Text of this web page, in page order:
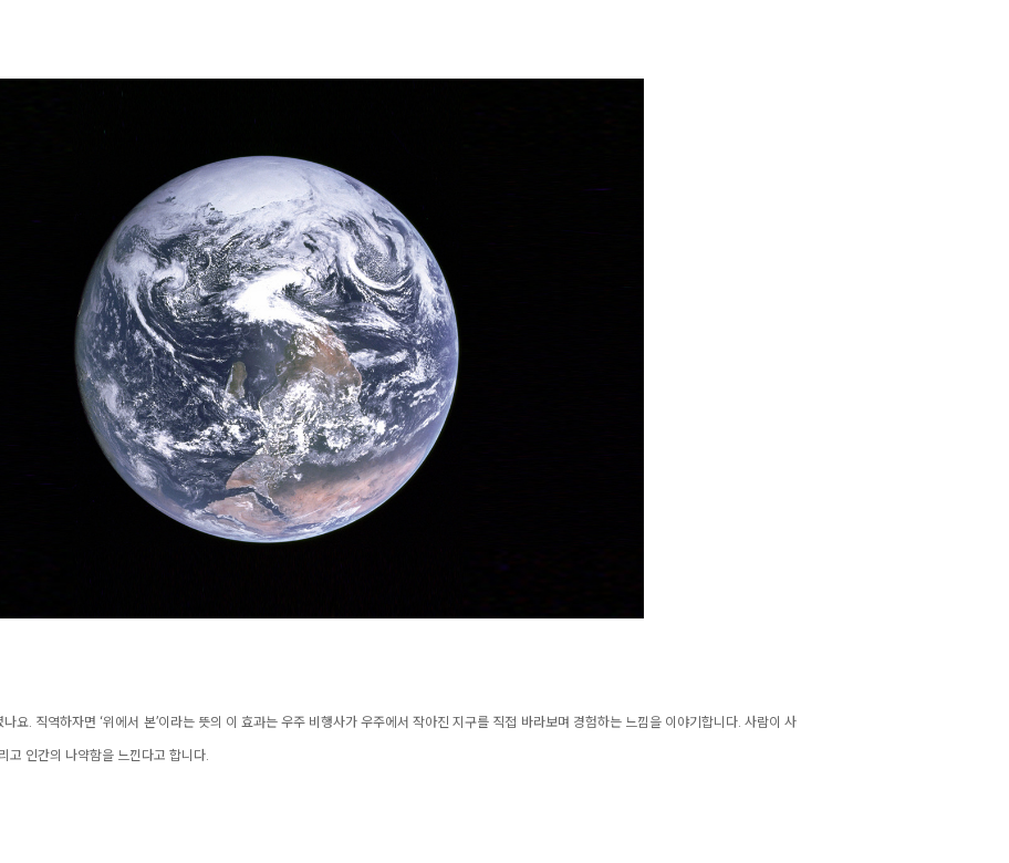
. 직역하자면 ‘위에서 본’이라는 뜻의 이 효과는 우주 비행사가 우주에서 작아진 지구를 직접 바라보며 경험하는 느낌을 이야기합니다. 사람이 사
고 인간의 나약함을 느낀다고 합니다.